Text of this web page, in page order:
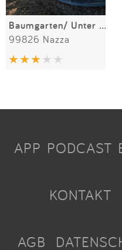
Baumgarten/ Unter den Linden
99826 Nazza
APP PODCAST
KONTAKT
AGB